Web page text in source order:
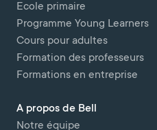
Ecole primaire
Programme Young Learners
Cours pour adultes
Formation des professeurs
Formations en entreprise
A propos de Bell
Notre équipe